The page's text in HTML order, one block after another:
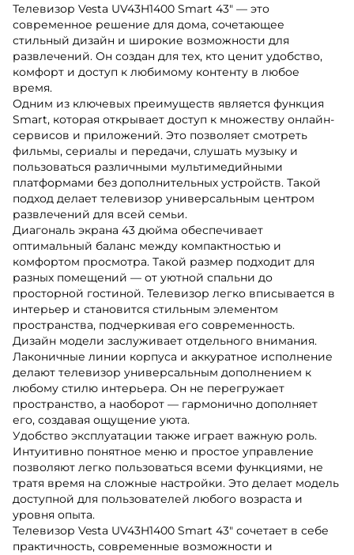
Телевизор Vesta UV43H1400 Smart 43" — это
современное решение для дома, сочетающее
стильный дизайн и широкие возможности для
развлечений. Он создан для тех, кто ценит удобство,
комфорт и доступ к любимому контенту в любое
время.
Одним из ключевых преимуществ является функция
Smart, которая открывает доступ к множеству онлайн-
сервисов и приложений. Это позволяет смотреть
фильмы, сериалы и передачи, слушать музыку и
пользоваться различными мультимедийными
платформами без дополнительных устройств. Такой
подход делает телевизор универсальным центром
развлечений для всей семьи.
Диагональ экрана 43 дюйма обеспечивает
оптимальный баланс между компактностью и
комфортом просмотра. Такой размер подходит для
разных помещений — от уютной спальни до
просторной гостиной. Телевизор легко вписывается в
интерьер и становится стильным элементом
пространства, подчеркивая его современность.
Дизайн модели заслуживает отдельного внимания.
Лаконичные линии корпуса и аккуратное исполнение
делают телевизор универсальным дополнением к
любому стилю интерьера. Он не перегружает
пространство, а наоборот — гармонично дополняет
его, создавая ощущение уюта.
Удобство эксплуатации также играет важную роль.
Интуитивно понятное меню и простое управление
позволяют легко пользоваться всеми функциями, не
тратя время на сложные настройки. Это делает модель
доступной для пользователей любого возраста и
уровня опыта.
Телевизор Vesta UV43H1400 Smart 43" сочетает в себе
практичность, современные возможности и